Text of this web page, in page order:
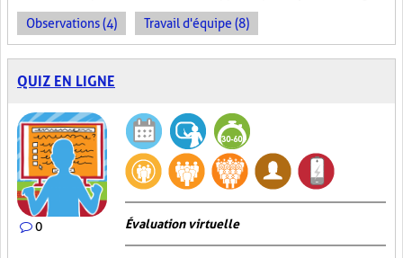
Observations (4) Travail d'équipe (8)
QUIZ EN LIGNE
0 Évaluation virtuelle